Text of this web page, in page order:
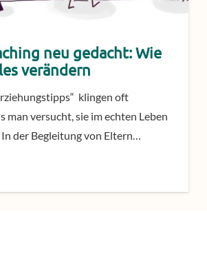
neu gedacht: Wie
verändern
klingen oft
man versucht, sie im echten Leben
der Begleitung von Eltern…